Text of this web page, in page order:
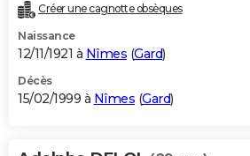
Créer une cagnotte obsèques
Naissance
12/11/1921 à Nîmes (Gard)
Décès
15/02/1999 à Nîmes (Gard)